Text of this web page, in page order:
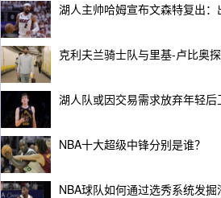
湖人主帅哈姆宣布文森特复出
克利夫兰骑士队与里基-卢比奥
湖人队或因交易需求放弃年轻
NBA十大超级中锋分别是谁？
NBA球队如何通过选秀系统发掘